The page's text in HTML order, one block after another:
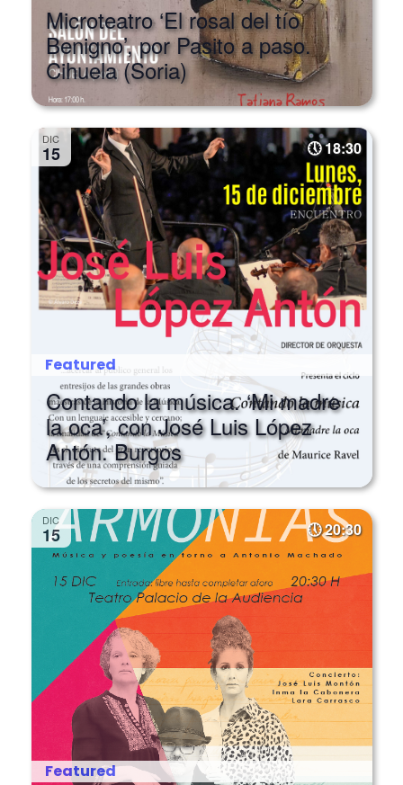
Benigno’, por Pasito a paso.
Cihuela (Soria)
DIC
15 18:30
Contando la música. ‘Mi madre
la oca’, con José Luis López
Antón. Burgos
DIC
15 20:30
Featured